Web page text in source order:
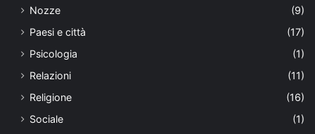
Nozze
(9)
Paesi e città
(17)
Psicologia
(1)
Relazioni
(11)
Religione
(16)
Sociale
(1)